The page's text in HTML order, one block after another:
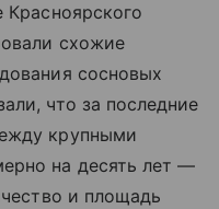
Красноярского
схожие
сосновых
что за последние
крупными
на десять лет —
и площадь